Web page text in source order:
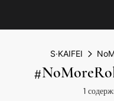
S·KAIFEI
1